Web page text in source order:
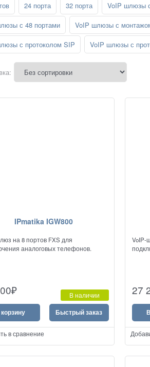
24 порта 32 порта VoIP шлюзы
с 48 портами
VoIP шлюзы с
с протоколом SIP
VoIP шлюзы с
IPmatika IGW800
на 8 портов FXS для
аналоговых телефонов.
₽ В наличии
Быстрый заказ
в сравнение
VoIP-
27